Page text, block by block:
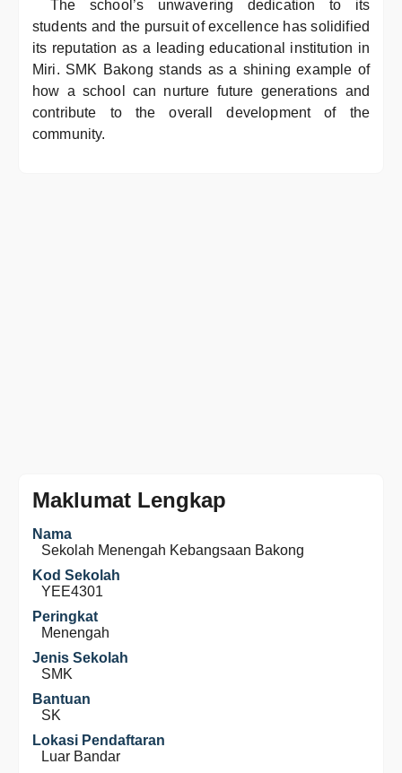
The school’s unwavering dedication to its
students and the pursuit of excellence has solidified
its reputation as a leading educational institution in
Miri. SMK Bakong stands as a shining example of
how a school can nurture future generations and
contribute to the overall development of the
community.
Maklumat Lengkap
Nama
Sekolah Menengah Kebangsaan Bakong
Kod Sekolah
YEE4301
Peringkat
Menengah
Jenis Sekolah
SMK
Bantuan
SK
Lokasi Pendaftaran
Luar Bandar